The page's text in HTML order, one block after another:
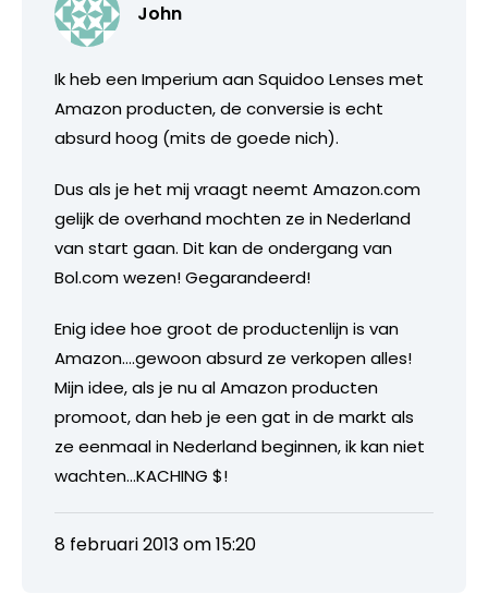
John
Ik heb een Imperium aan Squidoo Lenses met
Amazon producten, de conversie is echt
absurd hoog (mits de goede nich).
Dus als je het mij vraagt neemt Amazon.com
gelijk de overhand mochten ze in Nederland
van start gaan. Dit kan de ondergang van
Bol.com wezen! Gegarandeerd!
Enig idee hoe groot de productenlijn is van
Amazon….gewoon absurd ze verkopen alles!
Mijn idee, als je nu al Amazon producten
promoot, dan heb je een gat in de markt als
ze eenmaal in Nederland beginnen, ik kan niet
wachten…KACHING $!
8 februari 2013 om 15:20